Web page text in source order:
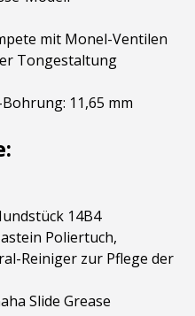
mit Monel-Ventilen
Tongestaltung
11,65 mm
14B4
Poliertuch,
Reiniger zur Pflege der
Slide Grease